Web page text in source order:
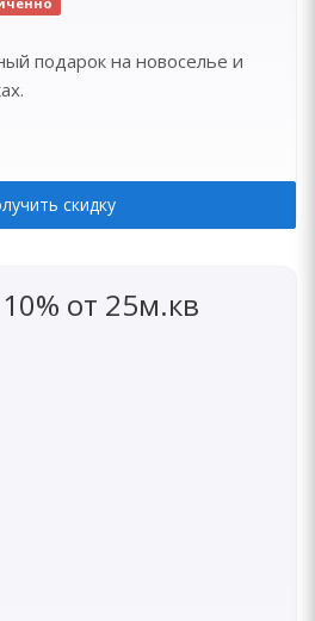
подарок на новоселье и
скидку
от 25м.кв